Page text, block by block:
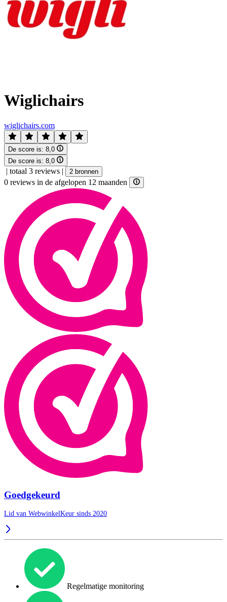
Wiglichairs
wiglichairs.com
De score is: 8,0
De score is: 8,0
| totaal 3 reviews | 2 bronnen
0 reviews in de afgelopen 12 maanden
Goedgekeurd
Lid van WebwinkelKeur sinds 2020
Regelmatige monitoring